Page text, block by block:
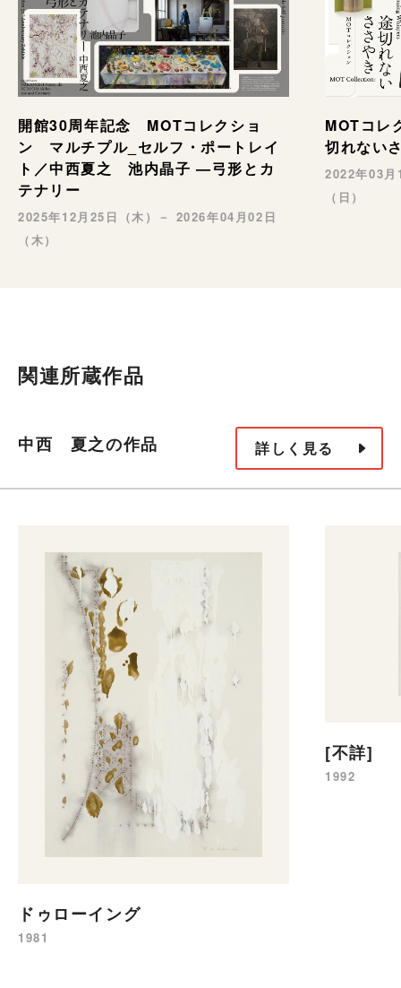
開館30周年記念 MOTコレクショ
ン マルチプル_セルフ・ポートレイ
ト／中西夏之 池内晶子 —弓形とカ
テナリー
2025年12月25日（木）－ 2026年04月02日
（木）
MOTコレ
切れない
2022年03
（日）
関連所蔵作品
中西 夏之の作品 詳しく見る
ドゥローイング
1981
[不詳]
1992